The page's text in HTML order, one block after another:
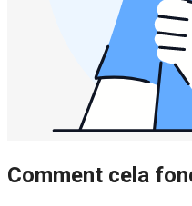
Comment cela